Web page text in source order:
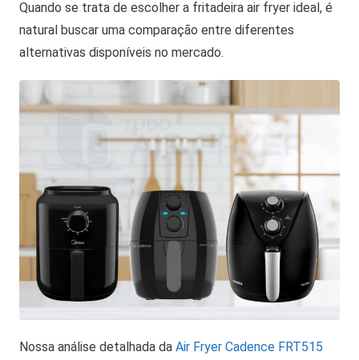
Quando se trata de escolher a fritadeira air fryer ideal, é
natural buscar uma comparação entre diferentes
alternativas disponíveis no mercado.
Nossa análise detalhada da Air Fryer Cadence FRT515